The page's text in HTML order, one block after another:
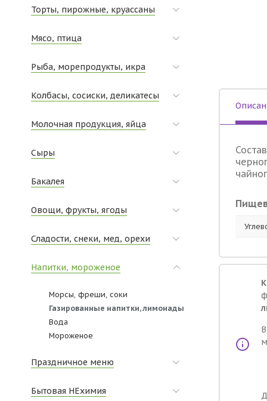
Торты, пирожные, круассаны
Мясо, птица
Рыба, морепродукты, икра
Колбасы, сосиски, деликатесы
Молочная продукция, яйца
Сыры
Бакалея
Овощи, фрукты, ягоды
Сладости, снеки, мед, орехи
Напитки, мороженое
Морсы, фреши, соки
Газированные напитки, лимонады
Вода
Мороженое
Праздничное меню
Бытовая НЕхимия